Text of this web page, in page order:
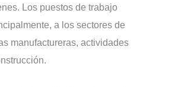
Los puestos de trabajo
a los sectores de
manufactureras, actividades